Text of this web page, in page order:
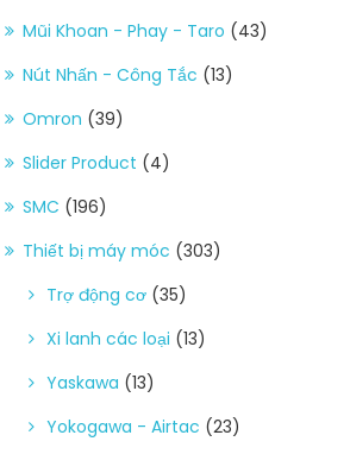
Mũi Khoan - Phay - Taro (43)
Nút Nhấn - Công Tắc (13)
Omron (39)
Slider Product (4)
SMC (196)
Thiết bị máy móc (303)
Trợ động cơ (35)
Xi lanh các loại (13)
Yaskawa (13)
Yokogawa - Airtac (23)